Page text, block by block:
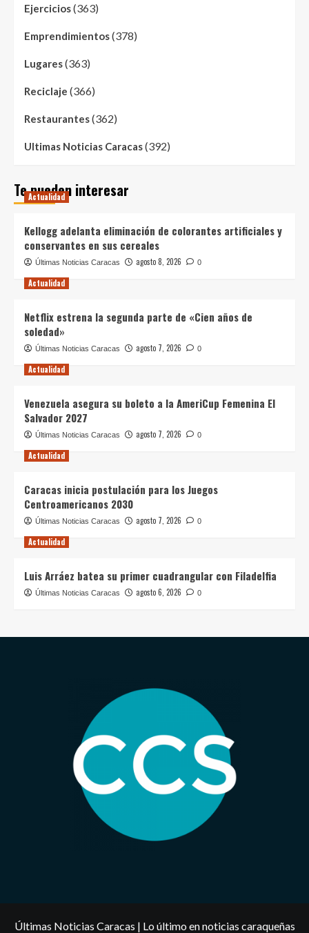
Ejercicios(363)
Emprendimientos(378)
Lugares(363)
Reciclaje (366)
Restaurantes(362)
Ultimas Noticias Caracas(392)
Te pueden interesar
Actualidad
Kellogg adelanta eliminación de colorantes artificiales y
conservantes en sus cereales
Últimas Noticias Caracas agosto 8, 2026 0
Actualidad
Netflix estrena la segunda parte de «Cien años de
soledad»
Últimas Noticias Caracas agosto 7, 2026 0
Actualidad
Venezuela asegura su boleto a la AmeriCup Femenina El
Salvador 2027
Últimas Noticias Caracas agosto 7, 2026 0
Actualidad
Caracas inicia postulación para los Juegos
Centroamericanos 2030
Últimas Noticias Caracas agosto 7, 2026 0
Actualidad
Luis Arráez batea su primer cuadrangular con Filadelfia
Últimas Noticias Caracas agosto 6, 2026 0